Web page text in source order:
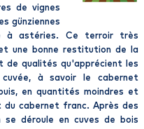
de vignes
günziennes
à astéries. Ce terroir très
une bonne restitution de la
de qualités qu'apprécient les
à savoir le cabernet
en quantités moindres et
cabernet franc. Après des
se déroule en cuves de bois